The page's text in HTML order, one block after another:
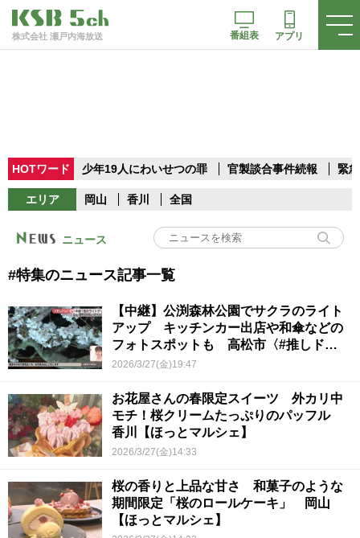
株式会社 瀬戸内海放送 番組表 アプリ
HOTワード 少年19人にわいせつの罪 官製談合事件続報 緊
エリア 岡山 香川 全国
ニュース
#特集のニュース記事一覧
【中継】公渕森林公園でサクラのライト
アップ キッチンカー出店や和傘などの
フォトスポットも 高松市〈#推しド
コ？〉
2026/3/27(金)19:47
お花屋さんの春限定スイーツ 外カリ中
モチ！桜クリームたっぷりのパッフル
香川【ほっとマルシェ】
2026/3/27(金)14:33
桜の香りと上品な甘さ 和菓子のような
期間限定「桜のロールケーキ」 岡山
【ほっとマルシェ】